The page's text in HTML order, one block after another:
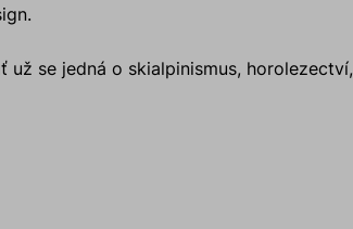
se jedná o skialpinismus, horolezectví,